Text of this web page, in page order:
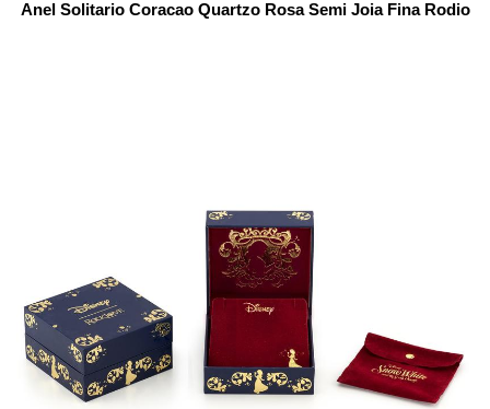
Anel Solitario Coracao Quartzo Rosa Semi Joia Fina Rodio